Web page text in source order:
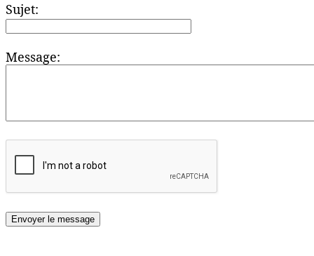
Sujet:
Message:
Envoyer le message